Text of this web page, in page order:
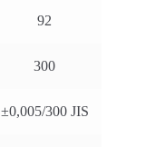
92
300
±0,005/300 JIS